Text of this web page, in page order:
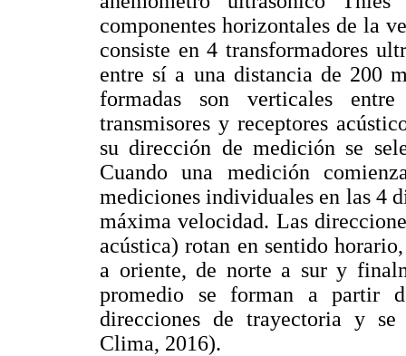
componentes horizontales de la
consiste en 4 transformadores
entre sí a una distancia de 200
formadas son verticales
transmisores y receptores
su dirección de medición se
Cuando una medición
mediciones individuales en las 4
máxima velocidad. Las
acústica) rotan en sentido
a oriente, de norte a sur y
promedio se forman a partir
direcciones de trayectoria y
Clima, 2016).